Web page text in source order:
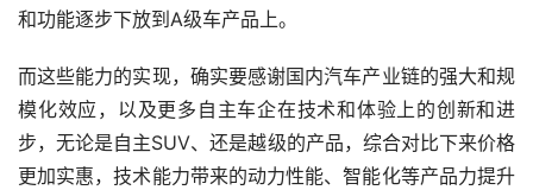
和功能逐步下放到A级车产品上。
而这些能力的实现，确实要感谢国内汽车产业链的强大和规
模化效应，以及更多自主车企在技术和体验上的创新和进
步，无论是自主SUV、还是越级的产品，综合对比下来价格
更加实惠，技术能力带来的动力性能、智能化等产品力提升